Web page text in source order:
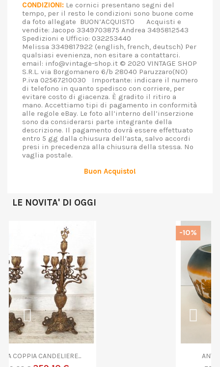
CONDIZIONI: Le cornici presentano segni del
tempo, per il resto le condizioni sono buone come
da foto allegate BUON’ACQUISTO Acquisti e
vendite: Jacopo 3349703875 Andrea 3495812543
Spedizioni e Ufficio: 032253440
Melissa 3349817922 (english, french, deutsch) Per
qualsiasi evenienza, non esitare a contattarci.
email: info@vintage-shop.it © 2020 VINTAGE SHOP
S.R.L. via Borgomanero 6/b 28040 Paruzzaro(NO)
P.iva 02567210030 Importante: indicare il numero
di telefono in quanto spedisco con corriere, per
evitare costo di giacenza. È gradito il ritiro a
mano. Accettiamo tipi di pagamento in conformità
alle regole eBay. Le foto all’interno dell’inserzione
sono da considerarsi parte integrante della
descrizione. Il pagamento dovrà essere effettuato
entro 5 gg dalla chiusura dell’asta, salvo accordi
presi in precedenza alla chiusura della stessa. No
vaglia postale.
Buon Acquisto!
LE NOVITA' DI OGGI
ANTICA COPPA VETRO...
-10%